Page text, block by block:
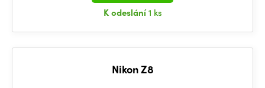
K odeslání1 ks
Nikon Z8